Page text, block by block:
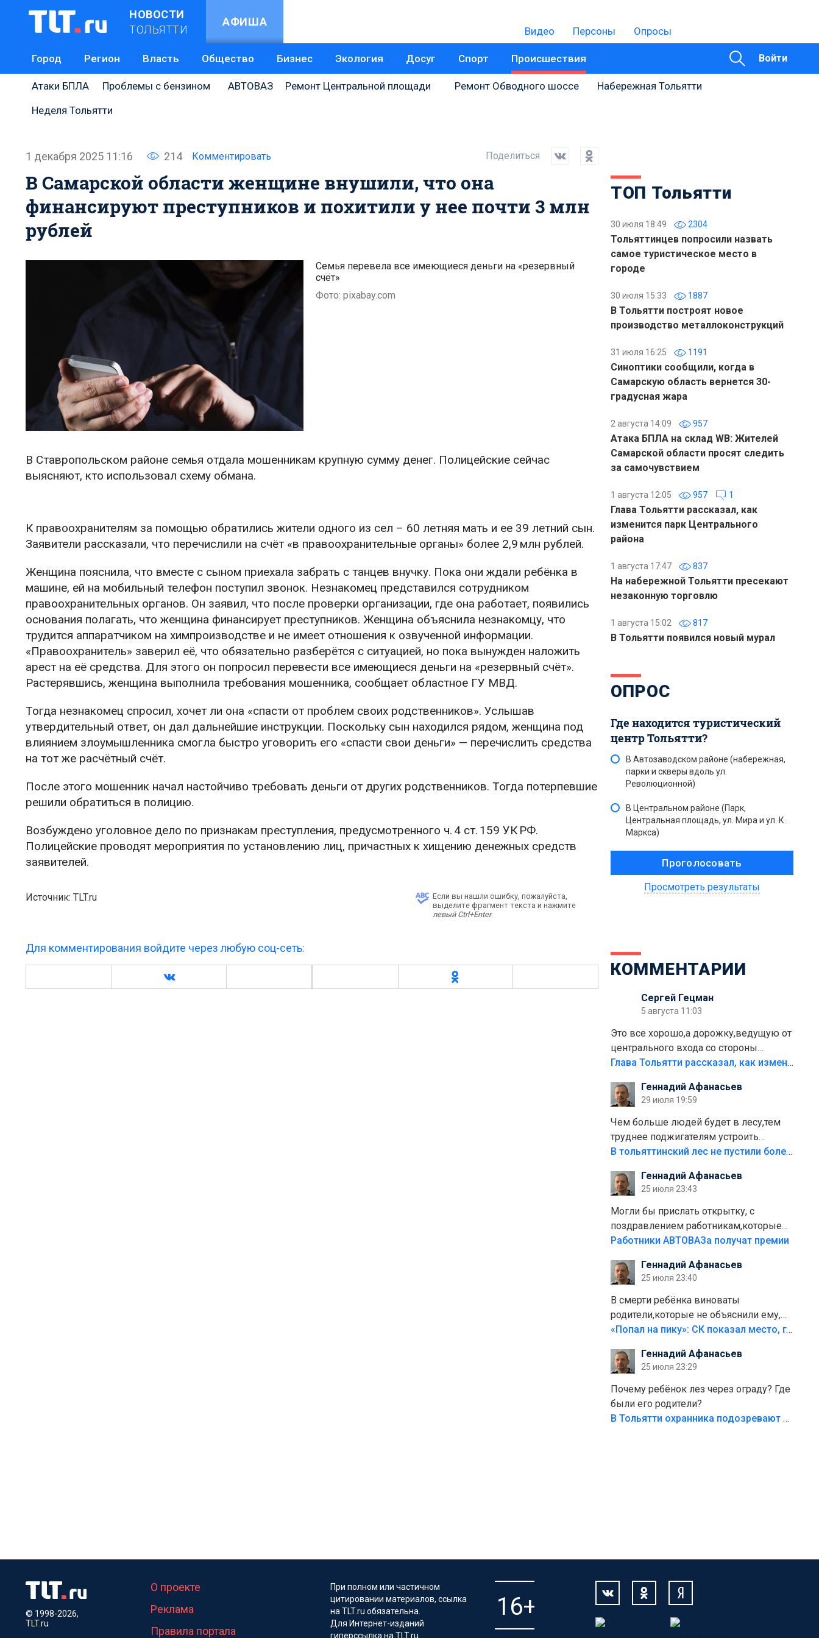
НОВОСТИ
ТОЛЬЯТТИ
АФИША
Видео Персоны Опросы
Город Регион Власть Общество Бизнес Экология Досуг Спорт Происшествия Войти
Атаки БПЛА Проблемы с бензином АВТОВАЗ Ремонт Центральной площади Ремонт Обводного шоссе
Набережная Тольятти
Неделя Тольятти
1 декабря 2025 11:16 214 Комментировать Поделиться
В Самарской области женщине внушили, что она
финансируют преступников и похитили у нее почти 3 млн
рублей
Семья перевела все имеющиеся деньги на «резервный
счёт»
Фото: pixabay.com
В Ставропольском районе семья отдала мошенникам крупную сумму денег. Полицейские сейчас
выясняют, кто использовал схему обмана.
К правоохранителям за помощью обратились жители одного из сел – 60 летняя мать и ее 39 летний сын.
Заявители рассказали, что перечислили на счёт «в правоохранительные органы» более 2,9 млн рублей.
Женщина пояснила, что вместе с сыном приехала забрать с танцев внучку. Пока они ждали ребёнка в
машине, ей на мобильный телефон поступил звонок. Незнакомец представился сотрудником
правоохранительных органов. Он заявил, что после проверки организации, где она работает, появились
основания полагать, что женщина финансирует преступников. Женщина объяснила незнакомцу, что
трудится аппаратчиком на химпроизводстве и не имеет отношения к озвученной информации.
«Правоохранитель» заверил её, что обязательно разберётся с ситуацией, но пока вынужден наложить
арест на её средства. Для этого он попросил перевести все имеющиеся деньги на «резервный счёт».
Растерявшись, женщина выполнила требования мошенника, сообщает областное ГУ МВД.
Тогда незнакомец спросил, хочет ли она «спасти от проблем своих родственников». Услышав
утвердительный ответ, он дал дальнейшие инструкции. Поскольку сын находился рядом, женщина под
влиянием злоумышленника смогла быстро уговорить его «спасти свои деньги» — перечислить средства
на тот же расчётный счёт.
После этого мошенник начал настойчиво требовать деньги от других родственников. Тогда потерпевшие
решили обратиться в полицию.
Возбуждено уголовное дело по признакам преступления, предусмотренного ч. 4 ст. 159 УК РФ.
Полицейские проводят мероприятия по установлению лиц, причастных к хищению денежных средств
заявителей.
Источник: TLT.ru
Если вы нашли ошибку, пожалуйста,
выделите фрагмент текста и нажмите
левый Ctrl+Enter.
Для комментирования войдите через любую соц-сеть:
ТОП Тольятти
30 июля 18:49 2304
Тольяттинцев попросили назвать
самое туристическое место в
городе
30 июля 15:33 1887
В Тольятти построят новое
производство металлоконструкций
31 июля 16:25 1191
Синоптики сообщили, когда в
Самарскую область вернется 30-
градусная жара
2 августа 14:09 957
Атака БПЛА на склад WB: Жителей
Самарской области просят следить
за самочувствием
1 августа 12:05 957 1
Глава Тольятти рассказал, как
изменится парк Центрального
района
1 августа 17:47 837
На набережной Тольятти пресекают
незаконную торговлю
1 августа 15:02 817
В Тольятти появился новый мурал
ОПРОС
Где находится туристический
центр Тольятти?
В Автозаводском районе (набережная,
парки и скверы вдоль ул.
Революционной)
В Центральном районе (Парк,
Центральная площадь, ул. Мира и ул. К.
Маркса)
Просмотреть результаты
КОММЕНТАРИИ
Сергей Гецман
5 августа 11:03
Это все хорошо,а дорожку,ведущую от
центрального входа со стороны
кафе"Мираж" к аттракционам слабо
плитки не хватило,т.к.осенью и зимой
лежала в парке и испортилась.Да
еще,видимо,часть украли.
Глава Тольятти рассказал, как изменится парк Центрального района
Геннадий Афанасьев
29 июля 19:59
Чем больше людей будет в лесу,тем
труднее поджигателям устроить
пожар.Тех кто разводит костры,тех
полно стоит,почему водители всё
равно едут в лес? Штрафы мизерные.
В тольяттинский лес не пустили более тысячи автомобилей
Геннадий Афанасьев
25 июля 23:43
Могли бы прислать открытку, с
поздравлением работникам,которые
больше сорока лет отработали на
Работники АВТОВАЗа получат премии
Геннадий Афанасьев
25 июля 23:40
В смерти ребёнка виноваты
родители,которые не объяснили ему,
что такое хорошо и что такое плохо!
безумия,есть же калитка,ворота!
Жалко ребёнка,но он сам выбрал свою
судьбу.
«Попал на пику»: СК показал место, где был смертельно травмирован ребенок в Тольятти
Геннадий Афанасьев
25 июля 23:29
Почему ребёнок лез через ограду? Где
были его родители?
В Тольятти охранника подозревают в причинении смерти ребенку
© 1998-2026,
TLT.ru
О проекте
Реклама
Правила портала
При полном или частичном
цитировании материалов, ссылка
на TLT.ru обязательна.
Для Интернет-изданий
гиперссылка на TLT.ru